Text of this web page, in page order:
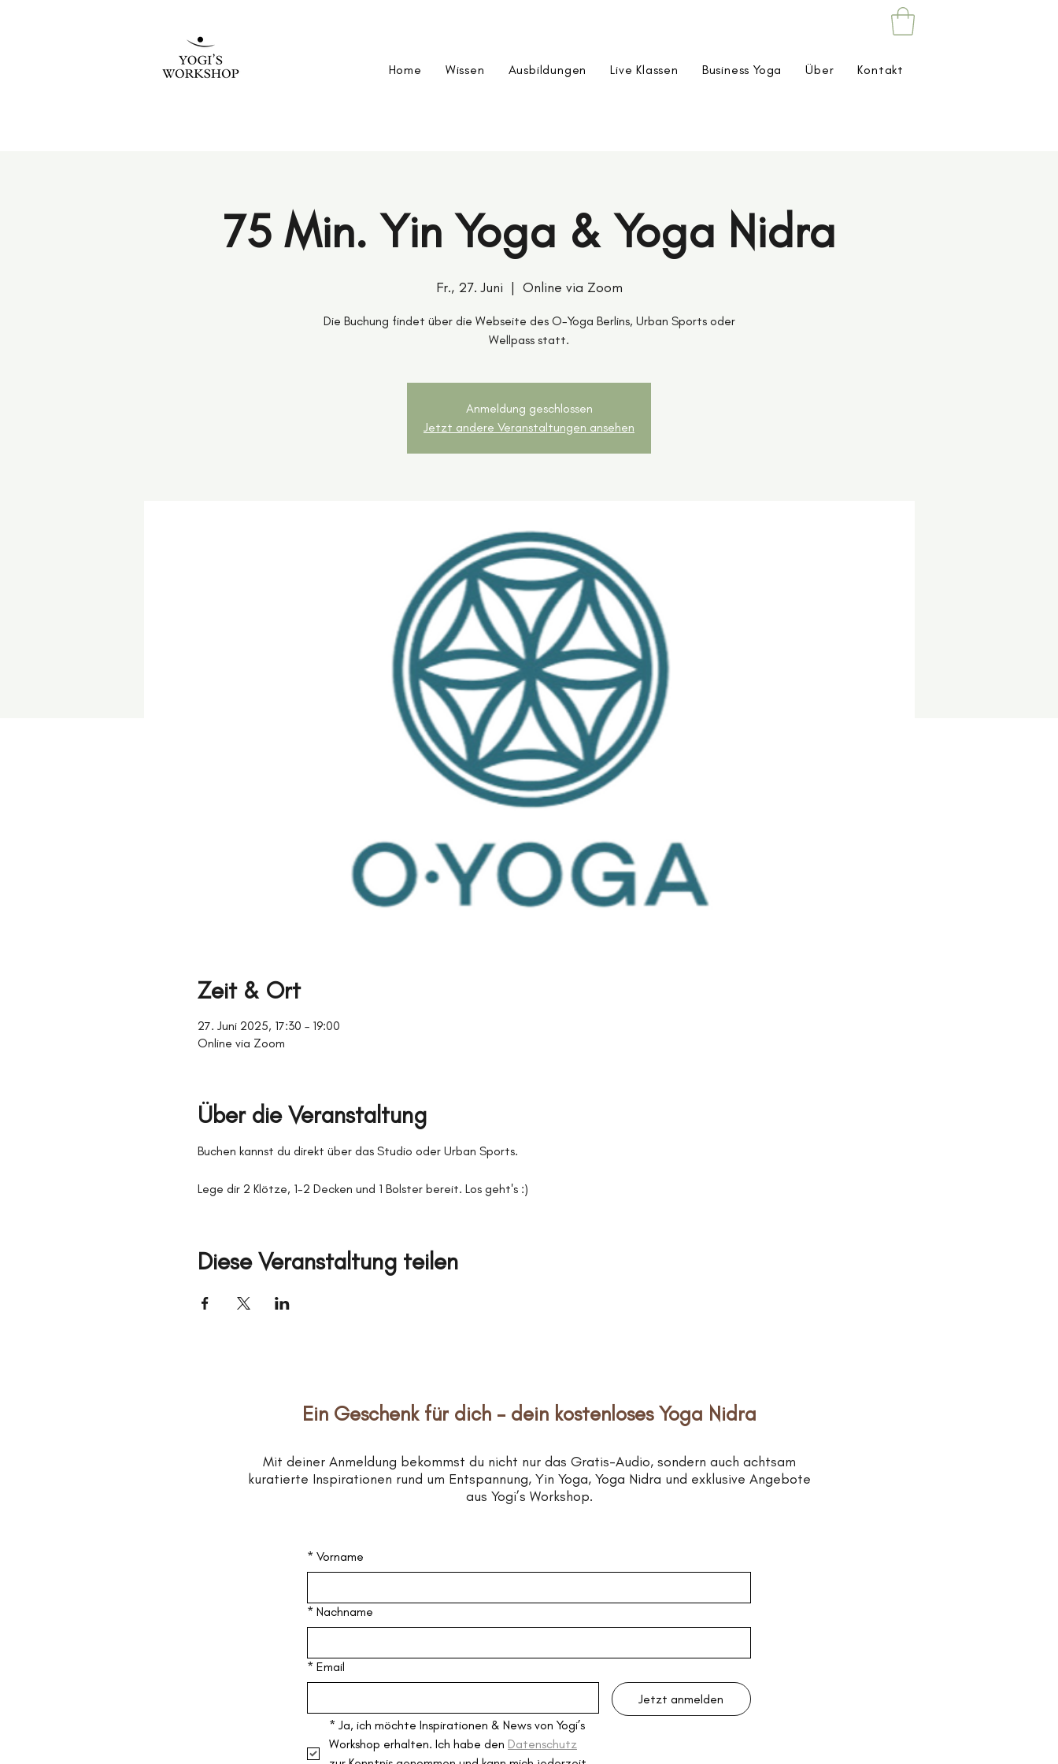
Home Wissen Ausbildungen Live Klassen Business Yoga Über Kontakt
75 Min. Yin Yoga & Yoga Nidra
Fr., 27. Juni
  |
Online via Zoom
Die Buchung findet über die Webseite des O-Yoga Berlins, Urban Sports oder
Wellpass statt.
Anmeldung geschlossen
Jetzt andere Veranstaltungen ansehen
Zeit & Ort
27. Juni 2025, 17:30 – 19:00
Online via Zoom
Über die Veranstaltung
Buchen kannst du direkt über das Studio oder Urban Sports.
Lege dir 2 Klötze, 1-2 Decken und 1 Bolster bereit. Los geht's :)
Diese Veranstaltung teilen
Ein Geschenk für dich – dein kostenloses Yoga Nidra
Mit deiner Anmeldung bekommst du nicht nur das Gratis-Audio, sondern auch achtsam
kuratierte Inspirationen rund um Entspannung, Yin Yoga, Yoga Nidra und exklusive Angebote
aus Yogi’s Workshop.
* Vorname
* Nachname
* Email
Jetzt anmelden
* Ja, ich möchte Inspirationen & News von Yogi’s
Workshop erhalten. Ich habe den Datenschutz